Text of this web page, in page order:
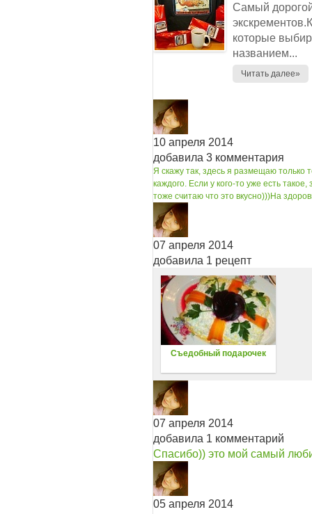
Самый
которые
названием...
Читать далее»
10 апреля 2014
добавила 3 комментария
Я скажу так, здесь я размещаю только
каждого. Если у кого-то уже есть
тоже считаю что это вкусно)))На
07 апреля 2014
добавила 1 рецепт
Съедобный подарочек
07 апреля 2014
добавила 1 комментарий
Спасибо)) это мой самый
05 апреля 2014